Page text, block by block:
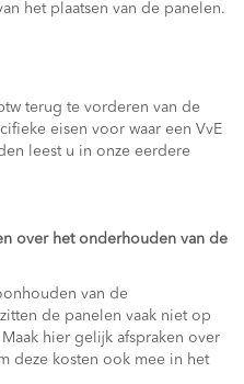
het plaatsen van de panelen.
terug te vorderen van de
eisen voor waar een VvE
leest u in onze eerdere
over het onderhouden van de
van de
de panelen vaak niet op
hier gelijk afspraken over
deze kosten ook mee in het